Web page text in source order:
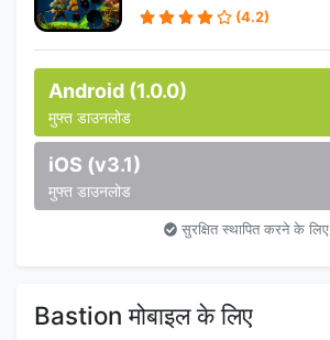
(4.2)
Android (1.0.0)
मुफ्त डाउनलोड
iOS (v3.1)
मुफ्त डाउनलोड
सुरक्षित स्थापित करने के लिए
Bastion मोबाइल के लिए